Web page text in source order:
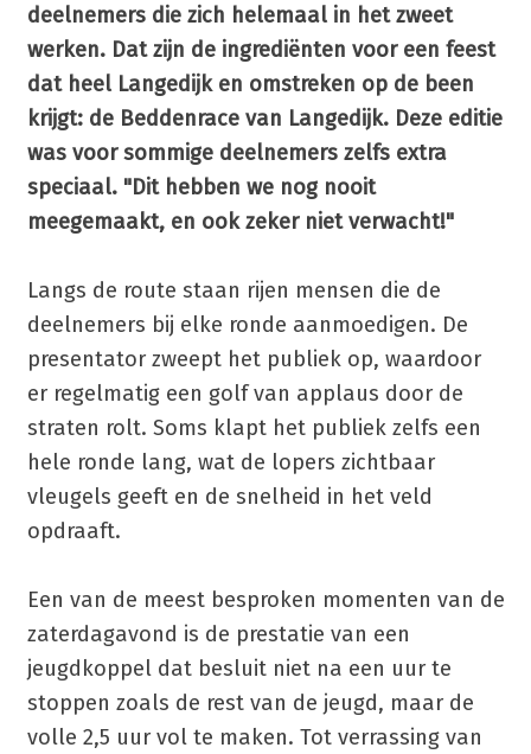
deelnemers die zich helemaal in het zweet
werken. Dat zijn de ingrediënten voor een feest
dat heel Langedijk en omstreken op de been
krijgt: de Beddenrace van Langedijk. Deze editie
was voor sommige deelnemers zelfs extra
speciaal. "Dit hebben we nog nooit
meegemaakt, en ook zeker niet verwacht!"
Langs de route staan rijen mensen die de
deelnemers bij elke ronde aanmoedigen. De
presentator zweept het publiek op, waardoor
er regelmatig een golf van applaus door de
straten rolt. Soms klapt het publiek zelfs een
hele ronde lang, wat de lopers zichtbaar
vleugels geeft en de snelheid in het veld
opdraaft.
Een van de meest besproken momenten van de
zaterdagavond is de prestatie van een
jeugdkoppel dat besluit niet na een uur te
stoppen zoals de rest van de jeugd, maar de
volle 2,5 uur vol te maken. Tot verrassing van